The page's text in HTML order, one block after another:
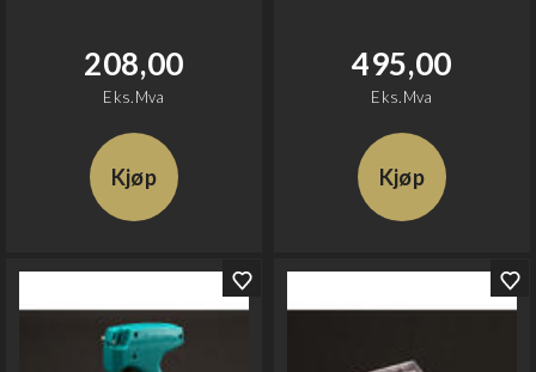
208,00
Eks.Mva
Kjøp
495,00
Eks.Mva
Kjøp